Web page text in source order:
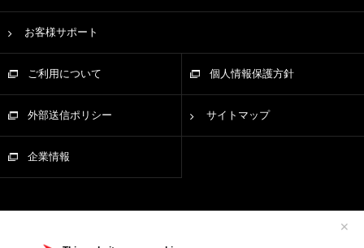
✕
お客様サポート
ご利用について 個人情報保護方針
外部送信ポリシー サイトマップ
企業情報